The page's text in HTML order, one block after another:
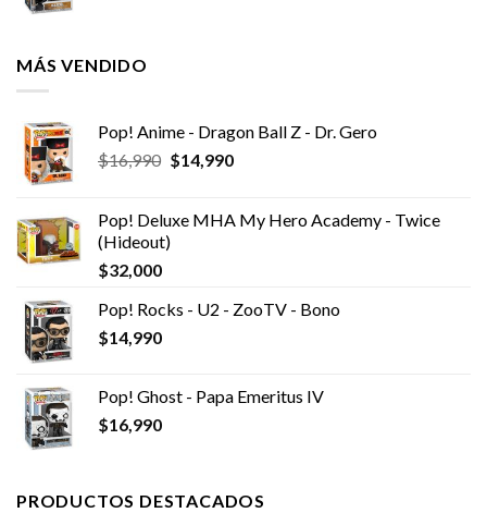
MÁS VENDIDO
Pop! Anime - Dragon Ball Z - Dr. Gero
$16,990 El
era:
$16,990.
$14,990El
es:
Pop! Deluxe MHA My Hero Academy - Twice
(Hideout)
$32,000
Pop! Rocks - U2 - ZooTV - Bono
$14,990
Pop! Ghost - Papa Emeritus IV
$16,990
PRODUCTOS DESTACADOS